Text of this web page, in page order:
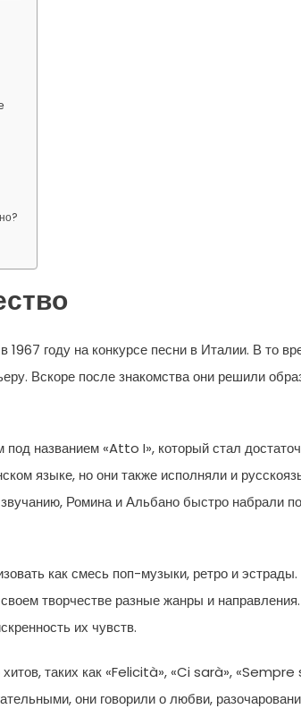
1967 году на конкурсе песни в Италии. В то
Вскоре после знакомства они решили
названием «Atto I», который стал
языке, но они также исполняли и
Ромина и Альбано быстро набрали
как смесь поп-музыки, ретро и
творчестве разные жанры и
их чувств.
таких как «Felicità», «Ci sarà»,
они говорили о любви,